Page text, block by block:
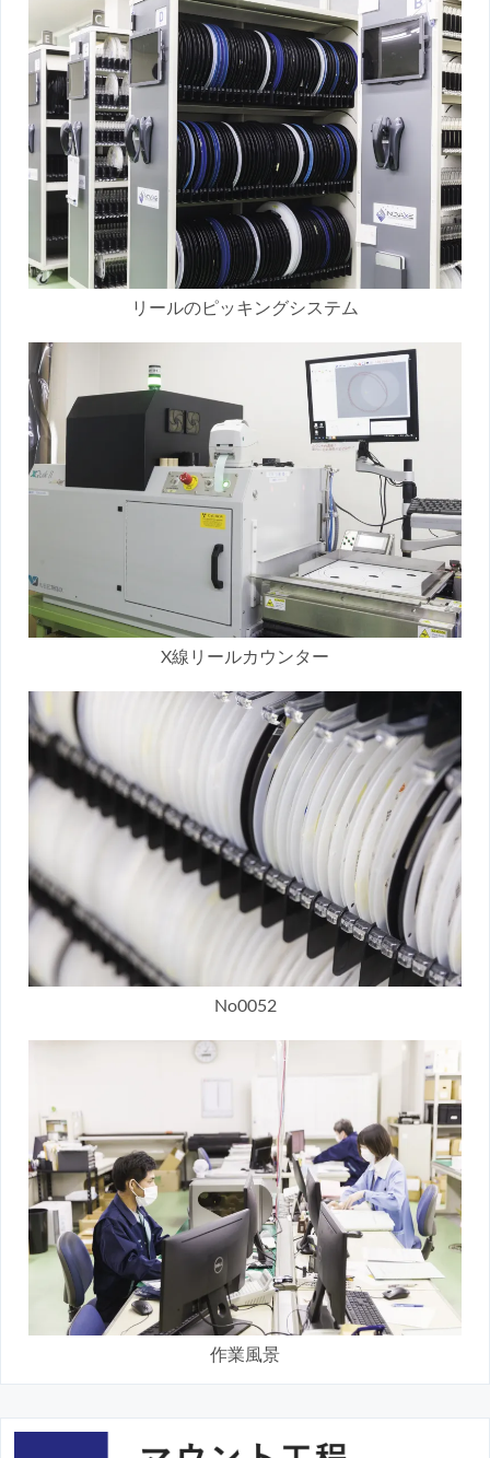
リールのピッキングシステム
X線リールカウンター
No0052
作業風景